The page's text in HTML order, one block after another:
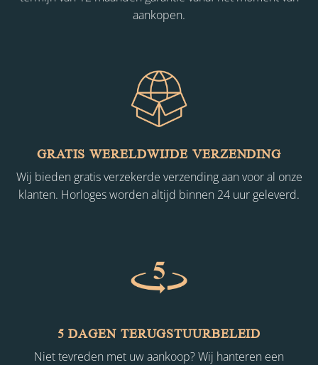
aankopen.
GRATIS WERELDWIJDE VERZENDING
Wij bieden gratis verzekerde verzending aan voor al onze
klanten. Horloges worden altijd binnen 24 uur geleverd.
5 DAGEN TERUGSTUURBELEID
Niet tevreden met uw aankoop? Wij hanteren een